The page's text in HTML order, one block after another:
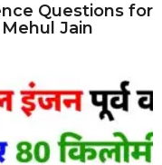
Questions for
Jain